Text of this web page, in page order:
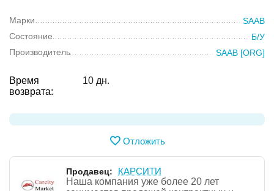
Марки
SAAB
Состояние
Б/У
Производитель
SAAB [ORG]
Время
возврата:
10 дн.
Отложить
Продавец:
КАРСИТИ
Наша компания уже более 20 лет